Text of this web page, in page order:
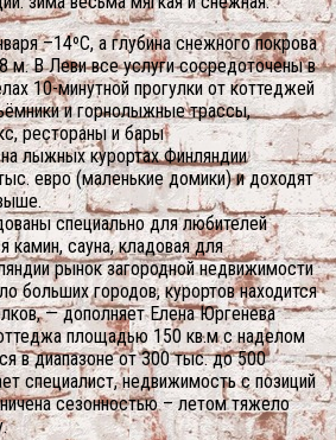
–14ºС, а глубина снежного покрова
м. В Леви все услуги сосредоточены в
10-минутной прогулки от коттеджей
и горнолыжные трассы,
рестораны и бары
лыжных курортах Финляндии
евро (маленькие домики) и доходят
специально для любителей
камин, сауна, кладовая для
рынок загородной недвижимости
больших городов, курортов находится
— дополняет Елена Юргенева
площадью 150 кв.м с наделом
в диапазоне от 300 тыс. до 500
специалист, недвижимость с позиций
сезонностью – летом тяжело